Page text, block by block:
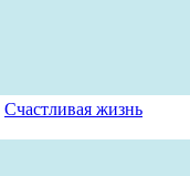
Счастливая жизнь